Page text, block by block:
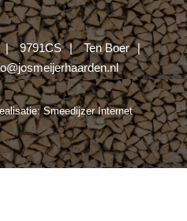
9791CS
Ten Boer
Smeedijzer Internet